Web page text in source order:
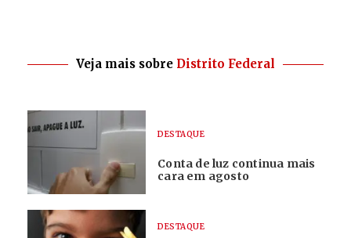
Veja mais sobre Distrito Federal
DESTAQUE
Conta de luz continua mais
cara em agosto
DESTAQUE